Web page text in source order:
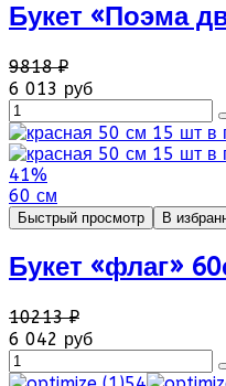
Букет «Поэма
9818 ₽
6 013 руб
41%
60 см
Быстрый просмотр В
Букет «флаг»
10213 ₽
6 042 руб